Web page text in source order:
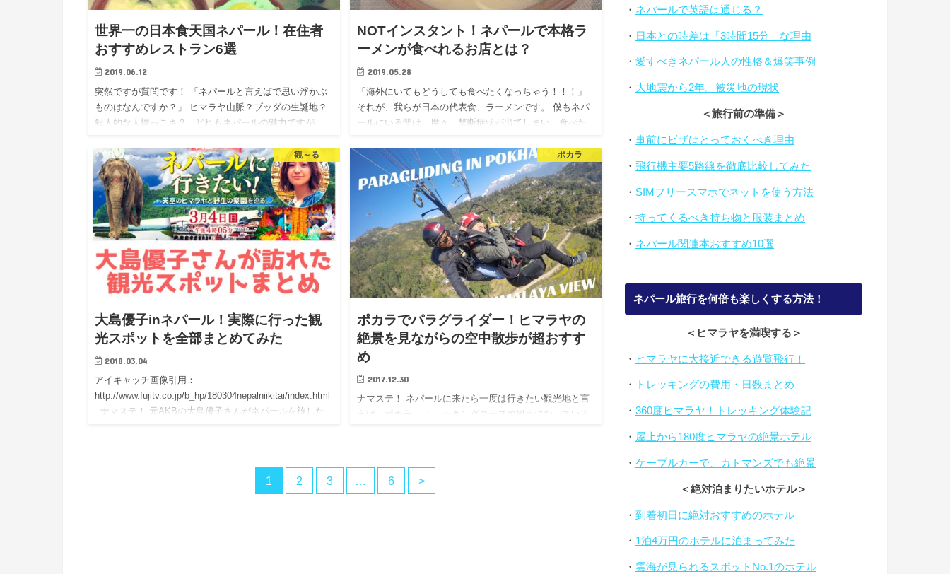
世界一の日本食天国ネパール！在住者
おすすめレストラン6選
2019.06.12
突然ですが質問です！ 「ネパールと言えばで思い浮かぶ
ものはなんですか？」 ヒマラヤ山脈？ブッダの生誕地？
殺人的な人懐っこさ？ どれもネパールの魅力ですが、
NOTインスタント！ネパールで本格ラ
ーメンが食べれるお店とは？
2019.05.28
「海外にいてもどうしても食べたくなっちゃう！！！」
それが、我らが日本の代表食、ラーメンです。 僕もネパ
ールにいる間は、度々、禁断症状が出てしまい、食べた
が…
観～る
大島優子inネパール！実際に行った観
光スポットを全部まとめてみた
2018.03.04
アイキャッチ画像引用：
http://www.fujitv.co.jp/b_hp/180304nepalniikitai/index.html
ナマステ！ 元AKBの大島優子さんがネパールを旅した
ポカラ
ポカラでパラグライダー！ヒマラヤの
絶景を見ながらの空中散歩が超おすす
め
2017.12.30
ナマステ！ ネパールに来たら一度は行きたい観光地と言
えば、ポカラ。 トレッキングコースの拠点になっている
1 2 3 … 6 >
・ ネパールで英語は通じる？
・ 日本との時差は「3時間15分」な理由
・ 愛すべきネパール人の性格＆爆笑事例
・ 大地震から2年。被災地の現状
＜旅行前の準備＞
・ 事前にビザはとっておくべき理由
・ 飛行機主要5路線を徹底比較してみた
・ SIMフリースマホでネットを使う方法
・ 持ってくるべき持ち物と服装まとめ
・ ネパール関連本おすすめ10選
ネパール旅行を何倍も楽しくする方法！
＜ヒマラヤを満喫する＞
・ ヒマラヤに大接近できる遊覧飛行！
・ トレッキングの費用・日数まとめ
・ 360度ヒマラヤ！トレッキング体験記
・ 屋上から180度ヒマラヤの絶景ホテル
・ ケーブルカーで、カトマンズでも絶景
＜絶対泊まりたいホテル＞
・ 到着初日に絶対おすすめのホテル
・ 1泊4万円のホテルに泊まってみた
・ 雲海が見られるスポットNo.1のホテル